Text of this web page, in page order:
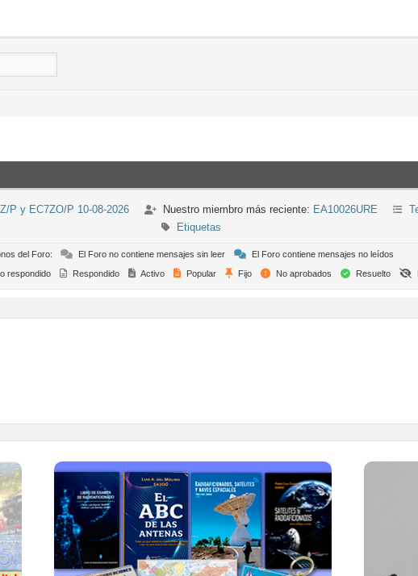
P y EC7ZO/P 10-08-2026 Nuestro miembro más reciente: EA10026URE
Etiquetas
del Foro: El Foro no contiene mensajes sin leer
El Foro contiene mensajes no leídos
respondido Respondido Activo Popular Fijo No aprobados Resuelto
TIENDA ONLINE URE
Publicaciones, mapas, polos, camisetas,
gorras, tazas, forros polares y mucho más...